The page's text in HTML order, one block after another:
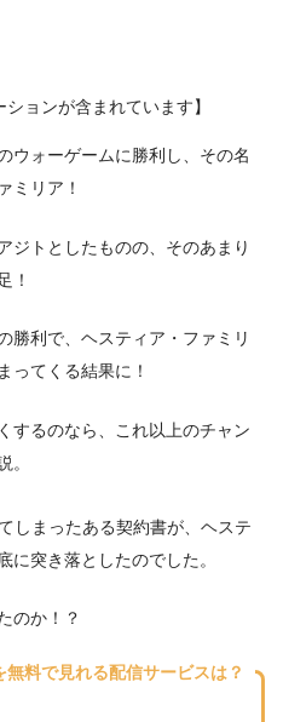
ョンが含まれています】
ウォーゲームに勝利し、その名
ミリア！
ジトとしたものの、そのあまり
！
勝利で、ヘスティア・ファミリ
ってくる結果に！
するのなら、これ以上のチャン
。
しまったある契約書が、ヘステ
に突き落としたのでした。
のか！？
無料で見れる配信サービスは？